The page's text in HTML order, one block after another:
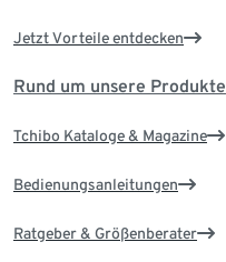
Jetzt Vorteile entdecken
Rund um unsere Produkte
Tchibo Kataloge & Magazine
Bedienungsanleitungen
Ratgeber & Größenberater